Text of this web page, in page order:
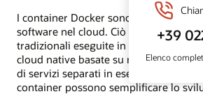
I container Docker sono ideali per la
software nel cloud. Ciò può includere
tradizionali eseguite in un container
cloud native basate su microservizi e
di servizi separati in esecuzione nei
container possono semplificare lo